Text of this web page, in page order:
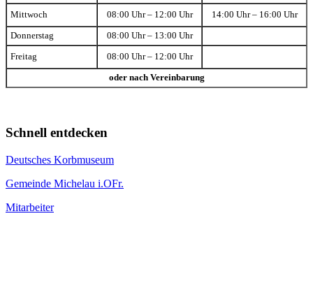
Mittwoch 08:00 Uhr – 12:00 Uhr 14:00 Uhr – 16:00 Uhr
Donnerstag 08:00 Uhr – 13:00 Uhr
Freitag 08:00 Uhr – 12:00 Uhr
oder nach Vereinbarung
Schnell entdecken
Deutsches Korbmuseum
Gemeinde Michelau i.OFr.
Mitarbeiter